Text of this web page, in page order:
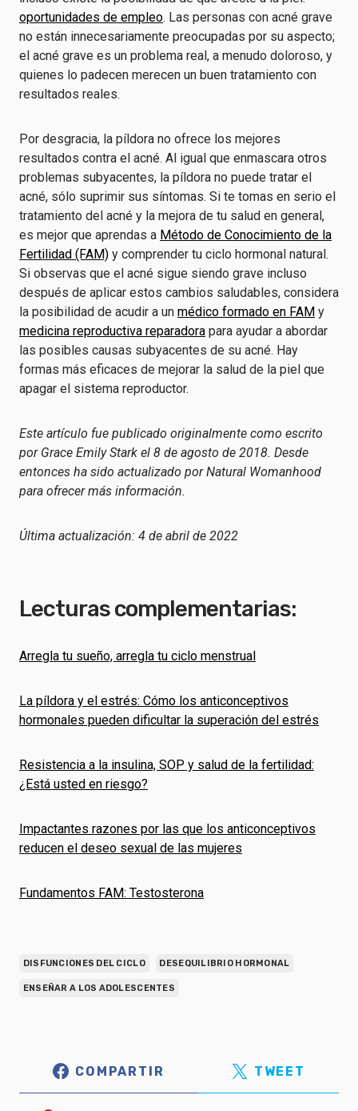
oportunidades de empleo. Las personas con acné grave
no están innecesariamente preocupadas por su aspecto;
el acné grave es un problema real, a menudo doloroso, y
quienes lo padecen merecen un buen tratamiento con
resultados reales.
Por desgracia, la píldora no ofrece los mejores
resultados contra el acné. Al igual que enmascara otros
problemas subyacentes, la píldora no puede tratar el
acné, sólo suprimir sus síntomas. Si te tomas en serio el
tratamiento del acné y la mejora de tu salud en general,
es mejor que aprendas a Método de Conocimiento de la
Fertilidad (FAM) y comprender tu ciclo hormonal natural.
Si observas que el acné sigue siendo grave incluso
después de aplicar estos cambios saludables, considera
la posibilidad de acudir a un médico formado en FAM y
medicina reproductiva reparadora para ayudar a abordar
las posibles causas subyacentes de su acné. Hay
formas más eficaces de mejorar la salud de la piel que
apagar el sistema reproductor.
Este artículo fue publicado originalmente como escrito
por Grace Emily Stark el 8 de agosto de 2018. Desde
entonces ha sido actualizado por Natural Womanhood
para ofrecer más información.
Última actualización: 4 de abril de 2022
Lecturas complementarias:
Arregla tu sueño, arregla tu ciclo menstrual
La píldora y el estrés: Cómo los anticonceptivos
hormonales pueden dificultar la superación del estrés
Resistencia a la insulina, SOP y salud de la fertilidad:
¿Está usted en riesgo?
Impactantes razones por las que los anticonceptivos
reducen el deseo sexual de las mujeres
Fundamentos FAM: Testosterona
DISFUNCIONES DEL CICLO DESEQUILIBRIO HORMONAL
ENSEÑAR A LOS ADOLESCENTES
COMPARTIR TWEET